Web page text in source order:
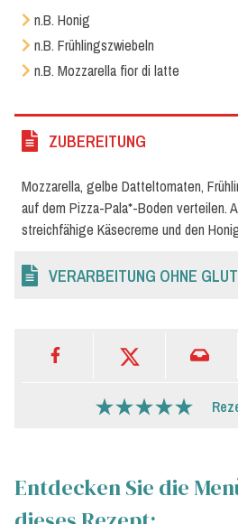
n.B. Honig
n.B. Frühlingszwiebeln
n.B. Mozzarella fior di latte
ZUBEREITUNG
Mozzarella, gelbe Datteltomaten,
auf dem Pizza-Pala*-Boden verteilen.
streichfähige Käsecreme und den
VERARBEITUNG OHNE
Entdecken Sie die